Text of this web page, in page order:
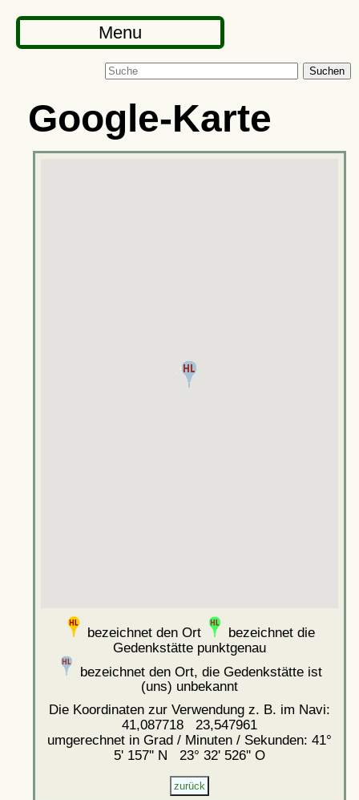
Menu
Suchen
Google-Karte
bezeichnet den Ort
bezeichnet die
Gedenkstätte punktgenau
bezeichnet den Ort, die Gedenkstätte ist
(uns) unbekannt
Die Koordinaten zur Verwendung z. B. im Navi:
41,087718 23,547961
umgerechnet in Grad / Minuten / Sekunden: 41°
5' 157'' N 23° 32' 526'' O